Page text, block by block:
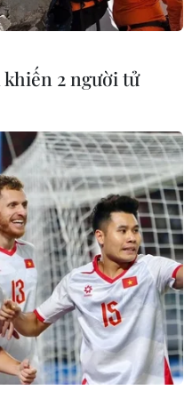
Giữ lửa văn hóa Việt và lan
tỏa tinh thần "tương thân
tương ái" tại Nhật Bản
25/07/2026 13:21
Ra mắt Mạng lưới Tri thức
2 người tử